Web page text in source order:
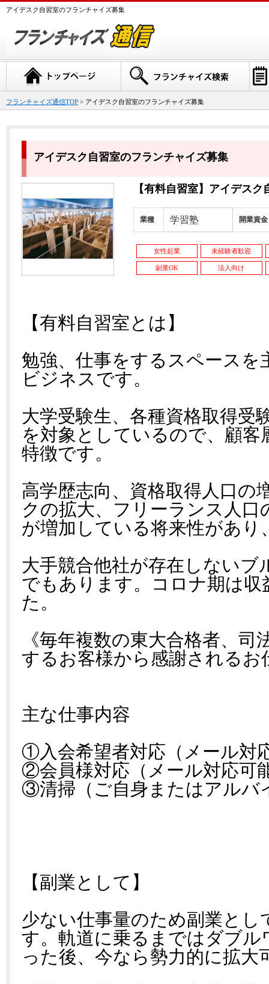
アイデスク自習室のフランチャイズ募集
フランチャイズ通信TOP > アイデスク自習室のフランチャイズ募集
アイデスク自習室のフランチャイズ募集
【有料自習室】アイデス
業種 学習塾 開業資
女性起業 未経験者歓迎
副業OK 法人向け
【有料自習室とは】
勉強、仕事をするスペースを
ビジネスです。
大学受験生、各種資格取得受
を対象としているので、顧客
特徴です。
高学歴志向、資格取得人口の
クの拡大、フリーランス人口
が増加している将来性があり
大手競合他社が存在しないブ
でもあります。コロナ期は
た。
《毎年複数の東大合格者、司
するお客様から感謝されるお
主な仕事内容
①入会希望者対応（メール対
②会員様対応（メール対応可
③清掃（ご自身またはアルバ
【副業として】
少ない仕事量のため副業とし
す。軌道に乗るまではダブル
った後、今なら勢力的に拡大